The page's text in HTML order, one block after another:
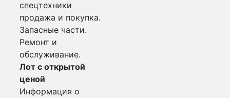
спецтехники
продажа и покупка.
Запасные части.
Ремонт и
обслуживание.
Лот с открытой
ценой
Информация о